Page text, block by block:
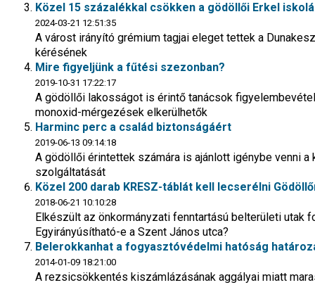
Közel 15 százalékkal csökken a gödöllői Erkel
2024-03-21 12:51:35
A várost irányító grémium tagjai eleget tettek a
kérésének
Mire figyeljünk a fűtési szezonban?
2019-10-31 17:22:17
A gödöllői lakosságot is érintő tanácsok
monoxid-mérgezések elkerülhetők
Harminc perc a család biztonságáért
2019-06-13 09:14:18
A gödöllői érintettek számára is ajánlott igénybe venni
szolgáltatását
Közel 200 darab KRESZ-táblát kell lecserélni
2018-06-21 10:10:28
Elkészült az önkormányzati fenntartású belterületi utak
Egyirányúsítható-e a Szent János utca?
Belerokkanhat a fogyasztóvédelmi hatóság
2014-01-09 18:21:00
A rezsicsökkentés kiszámlázásának aggályai miatt